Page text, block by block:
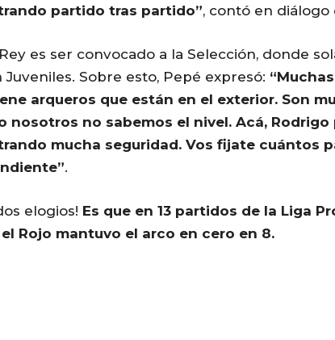
partido tras partido”, contó en diálogo
es ser convocado a la Selección, donde
Sobre esto, Pepé expresó:
arqueros que están en el exterior. Son
nosotros no sabemos el nivel. Acá,
mucha seguridad. Vos fijate cuántos
.
elogios! Es que en 13 partidos de la Liga
Rojo mantuvo el arco en cero en 8.